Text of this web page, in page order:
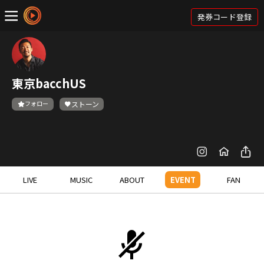
発券コード登録
東京bacchUS
フォロー ストーン
LIVE MUSIC ABOUT EVENT FAN